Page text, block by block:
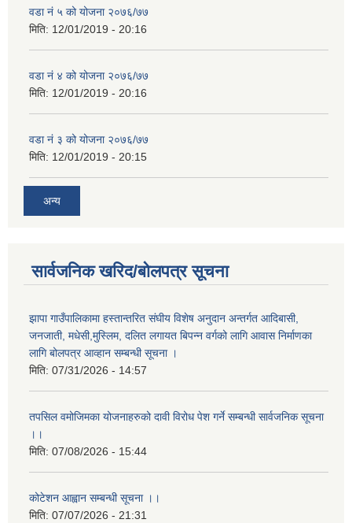
वडा नं ५ को योजना २०७६/७७
मिति: 12/01/2019 - 20:16
वडा नं ४ को योजना २०७६/७७
मिति: 12/01/2019 - 20:16
वडा नं ३ को योजना २०७६/७७
मिति: 12/01/2019 - 20:15
अन्य
सार्वजनिक खरिद/बोलपत्र सूचना
झापा गाउँपालिकामा हस्तान्तरित संघीय विशेष अनुदान अन्तर्गत आदिबासी,
जनजाती, मधेसी,मुस्लिम, दलित लगायत बिपन्न वर्गको लागि आवास निर्माणका
लागि बोलपत्र आव्हान सम्बन्धी सूचना ।
मिति: 07/31/2026 - 14:57
तपसिल वमोजिमका योजनाहरुको दावी विरोध पेश गर्ने सम्बन्धी सार्वजनिक सूचना
।।
मिति: 07/08/2026 - 15:44
कोटेशन आह्वान सम्बन्धी सूचना ।।
मिति: 07/07/2026 - 21:31